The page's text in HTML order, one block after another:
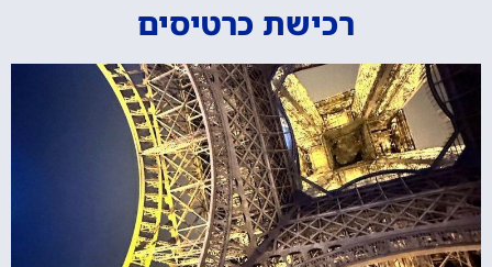
רכישת כרטיסים